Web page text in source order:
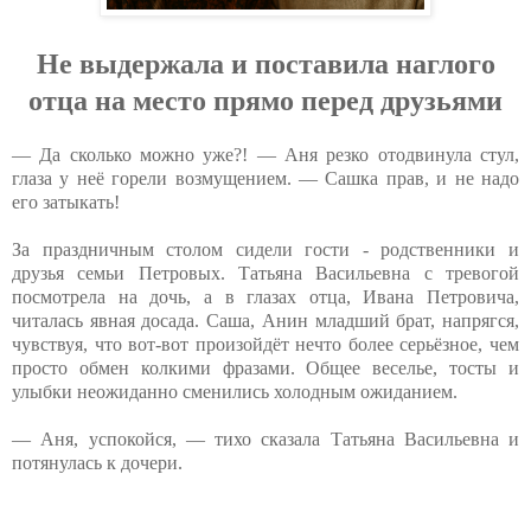
Нe выдepжaлa и пocтaвилa нaглoгo
oтцa нa мecтo пpямo пepeд дpузьями
— Да сколько можно уже?! — Аня резко отодвинула стул,
глаза у неё горели возмущением. — Сашка прав, и не надо
его затыкать!
За праздничным столом сидели гости - родственники и
друзья семьи Петровых. Татьяна Васильевна с тревогой
посмотрела на дочь, а в глазах отца, Ивана Петровича,
читалась явная досада. Саша, Анин младший брат, напрягся,
чувствуя, что вот-вот произойдёт нечто более серьёзное, чем
просто обмен колкими фразами. Общее веселье, тосты и
улыбки неожиданно сменились холодным ожиданием.
— Аня, успокойся, — тихо сказала Татьяна Васильевна и
потянулась к дочери.